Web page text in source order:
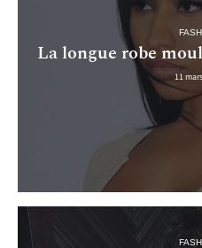
La longue robe
11